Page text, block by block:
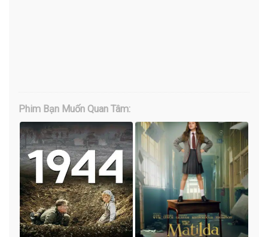
Phim Bạn Muốn Quan Tâm: